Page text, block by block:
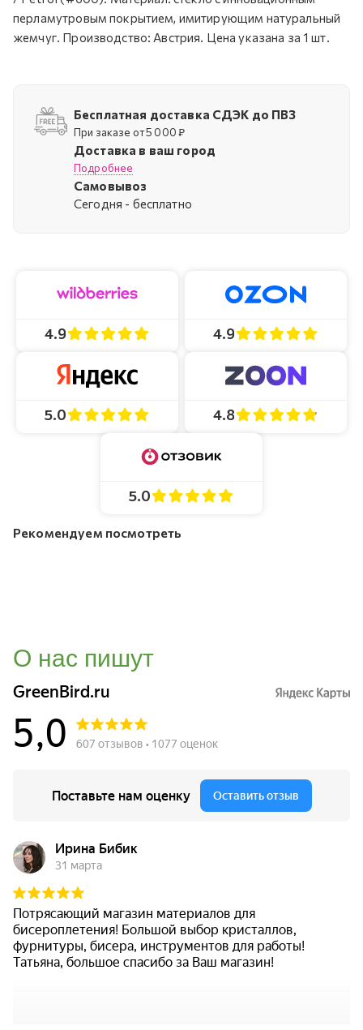
перламутровым покрытием, имитирующим натуральный
жемчуг. Производство: Австрия. Цена указана за 1 шт.
Бесплатная доставка СДЭК до ПВЗ
При заказе от 5 000 ₽
Доставка в ваш город
Подробнее
Самовывоз
Cегодня - бесплатно
4.9 4.9
5.0 4.8
5.0
Рекомендуем посмотреть
О нас пишут